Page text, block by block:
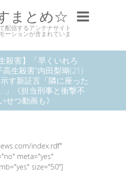
まとめ☆
配信するアンテナサイト
ーションが含まれていま
殺害】「早くいれろ
生殺害”内田梨瑚(21)
す新証言「隣に座った
」《担当刑事と衝撃不
せつ動画も》
index.rdf"
meta="yes"
size="50"]